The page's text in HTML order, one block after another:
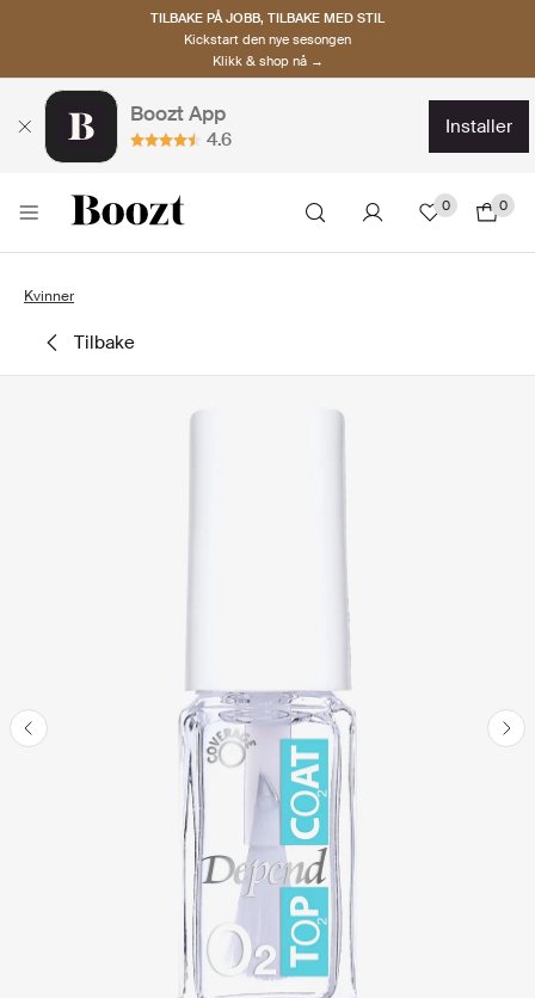
TILBAKE PÅ JOBB, TILBAKE MED STIL
Kickstart den nye sesongen
Klikk & shop nå →
Boozt App
4.6
installer
0 0
Kvinner
tilbake